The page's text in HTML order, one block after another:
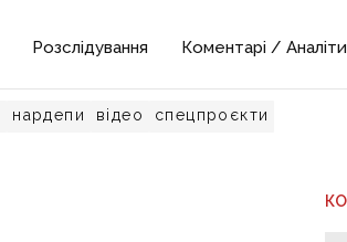
Розслідування Коментарі /
нардепи відео спецпроєкти